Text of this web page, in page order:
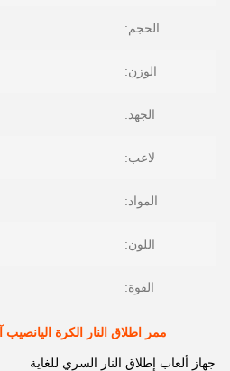
الحجم:
الوزن:
الجهد:
لاعب:
المواد:
اللون:
القوة:
ممر اطلاق النار الكرة اليانصيب
جهاز ألعاب إطلاق النار السري للغاية